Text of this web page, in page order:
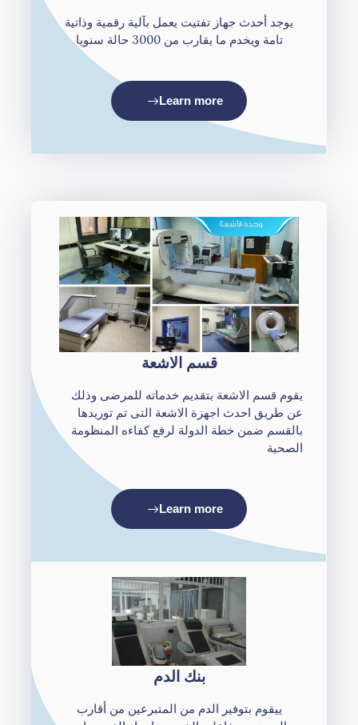
يوجد أحدث جهاز تفتيت يعمل بآلية رقمية وذاتية
تامة ويخدم ما يقارب من 3000 حالة سنويا
Learn more
قسم الاشعة
يقوم قسم الاشعة بتقديم خدماته للمرضى وذلك
عن طريق احدث اجهزة الاشعة التى تم توريدها
بالقسم ضمن خطة الدولة لرفع كفاءه المنظومة
الصحية
Learn more
بنك الدم
ييقوم بتوفير الدم من المتبرعين من أقارب